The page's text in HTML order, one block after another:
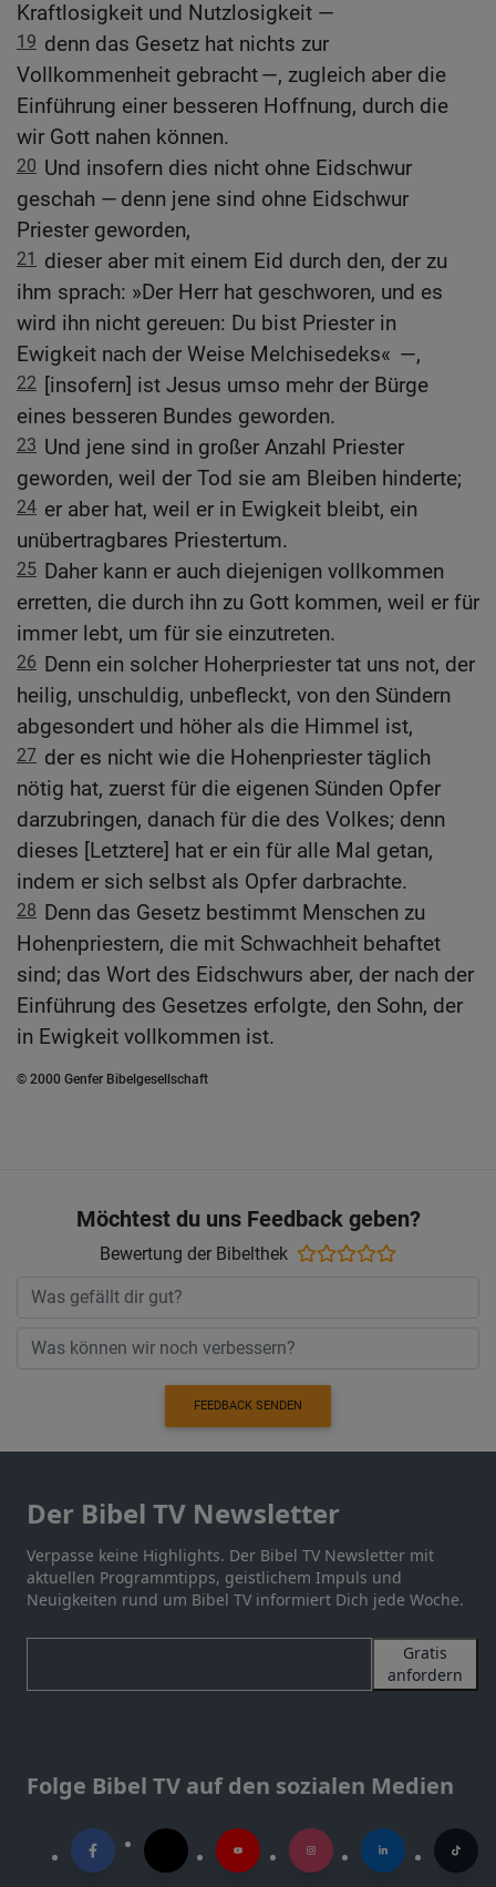
Kraftlosigkeit und Nutzlosigkeit —
19 denn das Gesetz hat nichts zur
Vollkommenheit gebracht —, zugleich aber die
Einführung einer besseren Hoffnung, durch die
wir Gott nahen können.
20 Und insofern dies nicht ohne Eidschwur
geschah — denn jene sind ohne Eidschwur
Priester geworden,
21
dieser aber mit einem Eid durch den, der zu
ihm sprach: »Der Herr hat geschworen, und es
wird ihn nicht gereuen: Du bist Priester in
Ewigkeit nach der Weise Melchisedeks« —,
22 [insofern] ist Jesus umso mehr der Bürge
eines besseren Bundes geworden.
23 Und jene sind in großer Anzahl Priester
geworden, weil der Tod sie am Bleiben hinderte;
24 er aber hat, weil er in Ewigkeit bleibt, ein
unübertragbares Priestertum.
25 Daher kann er auch diejenigen vollkommen
erretten, die durch ihn zu Gott kommen, weil er für
immer lebt, um für sie einzutreten.
26 Denn ein solcher Hoherpriester tat uns not, der
heilig, unschuldig, unbefleckt, von den Sündern
abgesondert und höher als die Himmel ist,
27 der es nicht wie die Hohenpriester täglich
nötig hat, zuerst für die eigenen Sünden Opfer
darzubringen, danach für die des Volkes; denn
dieses [Letztere] hat er ein für alle Mal getan,
indem er sich selbst als Opfer darbrachte.
28 Denn das Gesetz bestimmt Menschen zu
Hohenpriestern, die mit Schwachheit behaftet
sind; das Wort des Eidschwurs aber, der nach der
Einführung des Gesetzes erfolgte, den Sohn, der
in Ewigkeit vollkommen ist.
© 2000 Genfer Bibelgesellschaft
Möchtest du uns Feedback geben?
Bewertung der Bibelthek
FEEDBACK SENDEN
Der Bibel TV Newsletter
Verpasse keine Highlights. Der Bibel TV Newsletter mit
aktuellen Programmtipps, geistlichem Impuls und
Neuigkeiten rund um Bibel TV informiert Dich jede Woche.
Gratis
anfordern
Folge Bibel TV auf den sozialen Medien